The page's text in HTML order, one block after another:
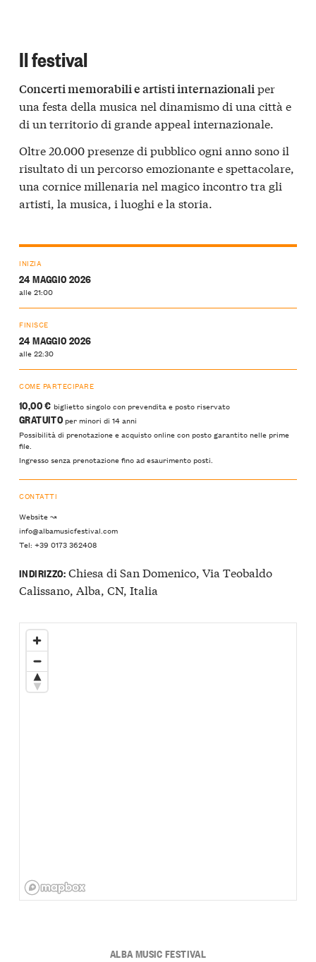
Il festival
Concerti memorabili e artisti internazionaliper
una festa della musica nel dinamismo di una città e
di un territorio di grande appeal internazionale.
Oltre 20.000 presenze di pubblico ogni anno sono il
risultato di un percorso emozionante e spettacolare,
una cornice millenaria nel magico incontro tra gli
artisti, la musica, i luoghi e la storia.
INIZIA
24 MAGGIO 2026
alle 21:00
FINISCE
24 MAGGIO 2026
alle 22:30
COME PARTECIPARE
10,00 € biglietto singolo con prevendita e posto riservato
GRATUITOper minori di 14 anni
Possibilità di prenotazione e acquisto online con posto garantito nelle prime
file.
Ingresso senza prenotazione fino ad esaurimento posti.
CONTATTI
Website ↝
info@albamusicfestival.com
Tel: +39 0173 362408
INDIRIZZO:Chiesa di San Domenico, Via Teobaldo
Calissano, Alba, CN, Italia
ALBA MUSIC FESTIVAL